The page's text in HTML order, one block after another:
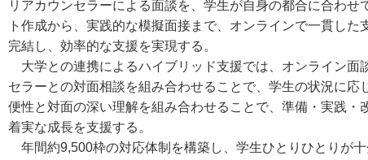
リアカウンセラーによる面談を、学生が自身の都合に合わ
ト作成から、実践的な模擬面接まで、オンラインで一貫し
完結し、効率的な支援を実現する。
大学との連携によるハイブリッド支援では、オンライン面
セラーとの対面相談を組み合わせることで、学生の状況に応
便性と対面の深い理解を組み合わせることで、準備・実践
着実な成長を支援する。
年間約9,500枠の対応体制を構築し、学生ひとりひとりが